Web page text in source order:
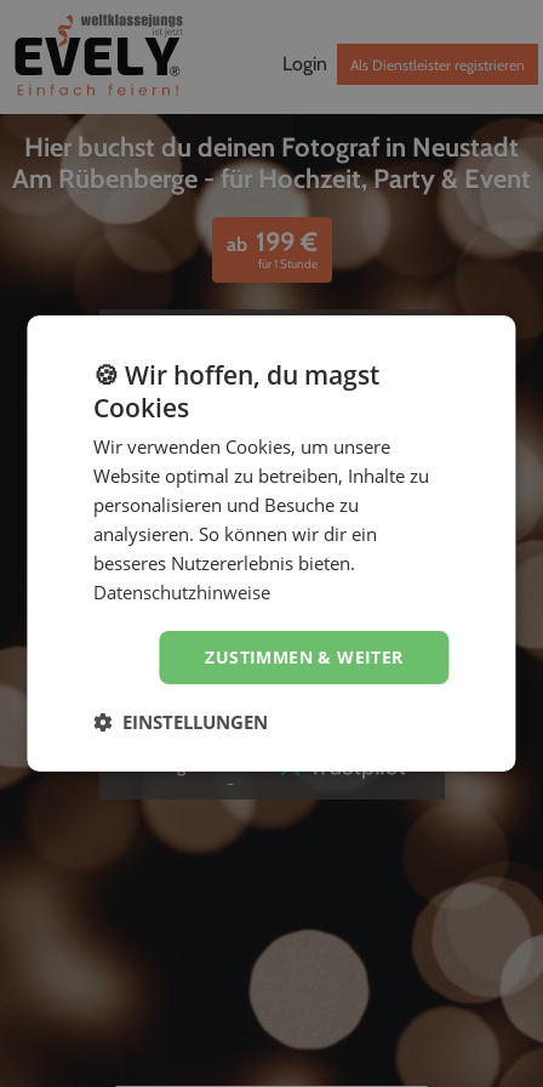
Login Als Dienstleister registrieren
Hier buchst du deinen Fotograf in Neustadt
Am Rübenberge - für Hochzeit, Party & Event
ab 199€
für 1 Stunde
bis
Suche starten
5
🍪 Wir hoffen, du magst
Cookies
Wir verwenden Cookies, um unsere
Website optimal zu betreiben, Inhalte zu
personalisieren und Besuche zu
analysieren. So können wir dir ein
besseres Nutzererlebnis bieten.
Datenschutzhinweise
ZUSTIMMEN & WEITER
EINSTELLUNGEN